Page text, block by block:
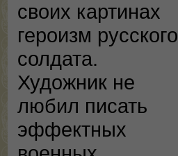
своих картинах
героизм русского
солдата.
Художник не
любил писать
эффектных